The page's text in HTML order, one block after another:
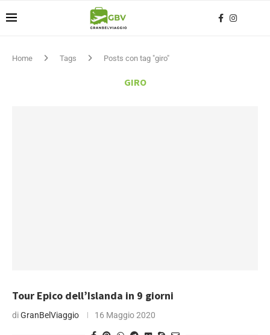
Home Tags Posts con tag "giro"
GIRO
Tour Epico dell’Islanda in 9 giorni
diGranBelViaggio 16 Maggio 2020